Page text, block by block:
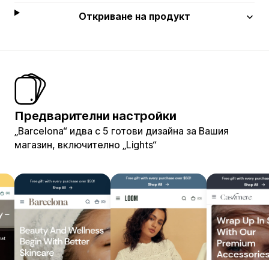
Откриване на продукт
Предварителни настройки
„Barcelona“ идва с 5 готови дизайна за Вашия
магазин, включително „Lights“